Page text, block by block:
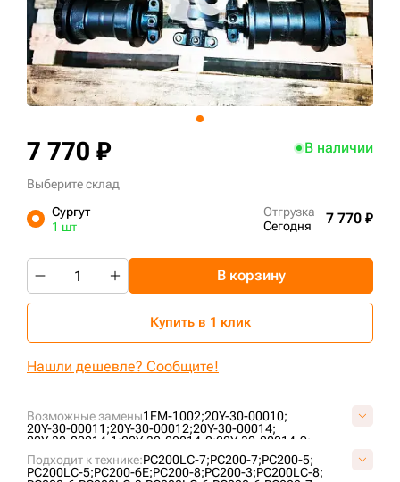
Возможные замены1EM-1002;20Y-30-00010;
20Y-30-00011;20Y-30-00012;20Y-30-00014;
20Y-30-00014-1;20Y-30-00014-2;20Y-30-00014-9;
20Y-30-00014-HME;
20Y-30-00014-HY;20Y-30-00015;
20Y-30-00016;20Y-30-00017;20Y-30-00018;
20Y-30-00130;20Y-30-00131;20Y-30-00283;
Подходит к технике:PC200LC-7;PC200-7;PC200-5;
PC200LC-5;PC200-6E;PC200-8;PC200-3;PC200LC-8;
7 770 ₽ В наличии
Выберите склад
Сургут
1 шт
Отгрузка
Сегодня
7 770 ₽
В корзину
Купить в 1 клик
Нашли дешевле? Сообщите!
sksale@skdst.ru
+7 (499) 394-50-93